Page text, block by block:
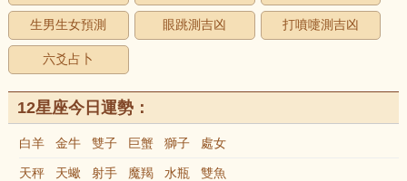
生男生女預測 眼跳測吉凶 打噴嚏測吉凶
六爻占卜
12星座今日運勢：
白羊 金牛 雙子 巨蟹 獅子 處女
天秤 天蠍 射手 魔羯 水瓶 雙魚